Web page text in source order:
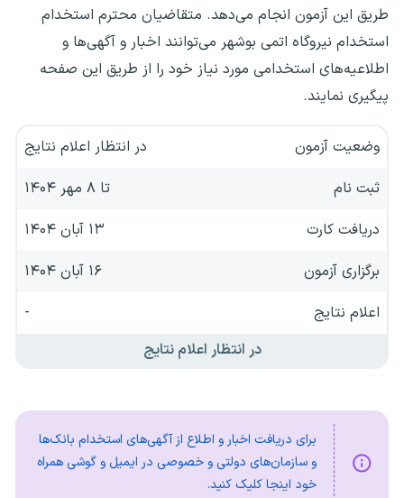
طریق این آزمون انجام می‌دهد. متقاضیان محترم استخدام
استخدام نیروگاه اتمی بوشهر می‌توانند اخبار و آگهی‌ها و
اطلاعیه‌های استخدامی مورد نیاز خود را از طریق این صفحه
پیگیری نمایند.
وضعیت آزمون
در انتظار اعلام نتایج
ثبت نام
تا ۸ مهر ۱۴۰۴
دریافت کارت
۱۳ آبان ۱۴۰۴
برگزاری آزمون
۱۶ آبان ۱۴۰۴
اعلام نتایج
-
در انتظار اعلام نتایج
برای دریافت اخبار و اطلاع از آگهی‌های استخدام بانک‌ها
و سازمان‌های دولتی و خصوصی در ایمیل و گوشی همراه
خود اینجا کلیک کنید.